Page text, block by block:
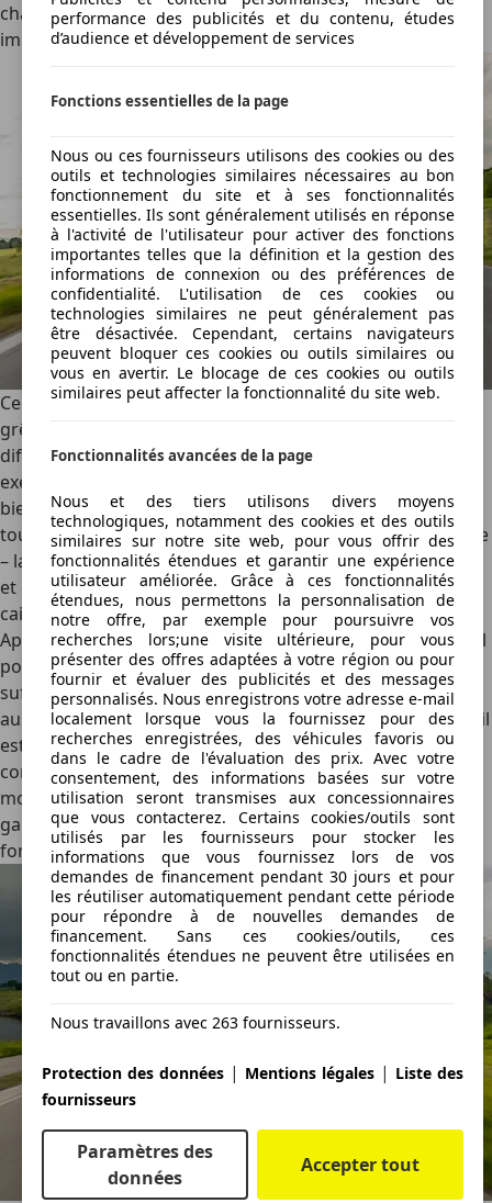
performance des publicités et du contenu, études
d’audience et développement de services
Fonctions essentielles de la page
Nous ou ces fournisseurs utilisons des cookies ou des
outils et technologies similaires nécessaires au bon
fonctionnement du site et à ses fonctionnalités
essentielles. Ils sont généralement utilisés en réponse
à l'activité de l'utilisateur pour activer des fonctions
importantes telles que la définition et la gestion des
informations de connexion ou des préférences de
confidentialité. L'utilisation de ces cookies ou
technologies similaires ne peut généralement pas
être désactivée. Cependant, certains navigateurs
peuvent bloquer ces cookies ou outils similaires ou
vous en avertir. Le blocage de ces cookies ou outils
similaires peut affecter la fonctionnalité du site web.
Fonctionnalités avancées de la page
Nous et des tiers utilisons divers moyens
technologiques, notamment des cookies et des outils
similaires sur notre site web, pour vous offrir des
fonctionnalités étendues et garantir une expérience
utilisateur améliorée. Grâce à ces fonctionnalités
étendues, nous permettons la personnalisation de
notre offre, par exemple pour poursuivre vos
recherches lors;une visite ultérieure, pour vous
présenter des offres adaptées à votre région ou pour
fournir et évaluer des publicités et des messages
personnalisés. Nous enregistrons votre adresse e-mail
localement lorsque vous la fournissez pour des
recherches enregistrées, des véhicules favoris ou
dans le cadre de l'évaluation des prix. Avec votre
consentement, des informations basées sur votre
utilisation seront transmises aux concessionnaires
que vous contacterez. Certains cookies/outils sont
utilisés par les fournisseurs pour stocker les
informations que vous fournissez lors de vos
demandes de financement pendant 30 jours et pour
les réutiliser automatiquement pendant cette période
pour répondre à de nouvelles demandes de
financement. Sans ces cookies/outils, ces
fonctionnalités étendues ne peuvent être utilisées en
tout ou en partie.
Nous travaillons avec 263 fournisseurs.
Protection des données | Mentions légales | Liste des
fournisseurs
Paramètres des
données
Accepter tout
châssis offre à ce gros SUV de 2,52 tonnes un dynamisme
impressionnant.
Cependant, notre essai étant saupoudré de pluie voire de
grêle, on note vite que les 1 156 ch ont parfois de la
difficulté à trouver leur chemin vers le bitume. À cet
exercice, le Cayenne S est bien plus à son aise et il paraît
bien plus homogène. Le filtrage de la suspension est
toujours aussi impressionnant, mais le Porsche Active Ride
– la suspension active – cherche quelquefois son équilibre
et peine un tant soit peu à contenir les mouvements de
caisse.
Après ces deux variantes, le Cayenne Coupé conventionnel
pourrait bien paraître banal, voire ennuyeux. Les 408 ch
suffisent, mais il présente une âme bien plus calme. C’est
aussi le plus confortable de nos trois modèles d’essai, car il
est dépourvu de la suspension active. Pour la
consommation, les versions S et Turbo nous affichent une
moyenne de 23,4 kWh/100 km, tandis que l’entrée de
gamme descend à 18,4 kWh/100 km après un parcours
fort calme.